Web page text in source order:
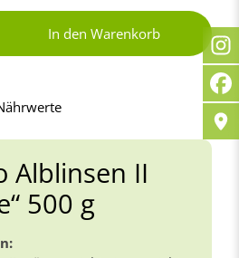
In den Warenkorb
Alblinsen II
500 g